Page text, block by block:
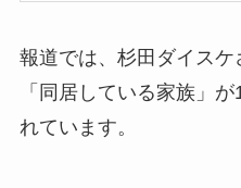
報道では、杉田ダイス
「同居している家族」
れています。